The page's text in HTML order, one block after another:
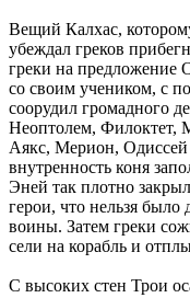
Вещий Калхас,
убеждал греков
греки на предложение
со своим учеником, с
соорудил громадного
Неоптолем, Филоктет,
Аякс, Мерион, Одиссей
внутренность коня
Эней так плотно
герои, что нельзя было
воины. Затем греки
сели на корабль и
С высоких стен Трои